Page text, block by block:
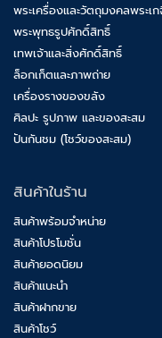
พระเครื่องและวัตถุมงคลพระเ
พระพุทธรูปศักดิ์สิทธิ์
เทพเจ้าและสิ่งศักดิ์สิทธิ์
ล็อกเก็ตและภาพถ่าย
เครื่องรางของขลัง
ศิลปะ รูปภาพ และของสะสม
ปันกันชม (โชว์ของสะสม)
สินค้าในร้าน
สินค้าพร้อมจำหน่าย
สินค้าโปรโมชั่น
สินค้ายอดนิยม
สินค้าแนะนำ
สินค้าฝากขาย
สินค้าโชว์